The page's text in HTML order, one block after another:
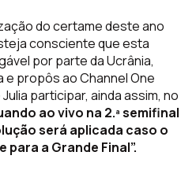
do certame deste ano
consciente que esta
por parte da Ucrânia,
e propôs ao Channel One
participar, ainda assim, no
ao vivo na 2.ª semifinal
será aplicada caso o
a Grande Final”.